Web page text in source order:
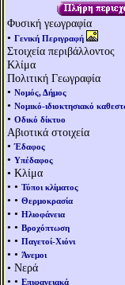
Φυσική γεωγραφία
• Γενική Περιγραφή
Στοιχεία περιβάλλοντος
Κλίμα
Πολιτική Γεωγραφία
• Νομός, Δήμος
• Νομικό-ιδιοκτησιακό
• Οδικό δίκτυο
Αβιοτικά στοιχεία
•Έδαφος
• Υπέδαφος
• Κλίμα
• • Τύποι κλίματος
• • Θερμοκρασία
• • Ηλιοφάνεια
• • Βροχόπτωση
• • Παγετοί-Χιόνι
• • Άνεμοι
• Νερά
• • Επιφανειακά